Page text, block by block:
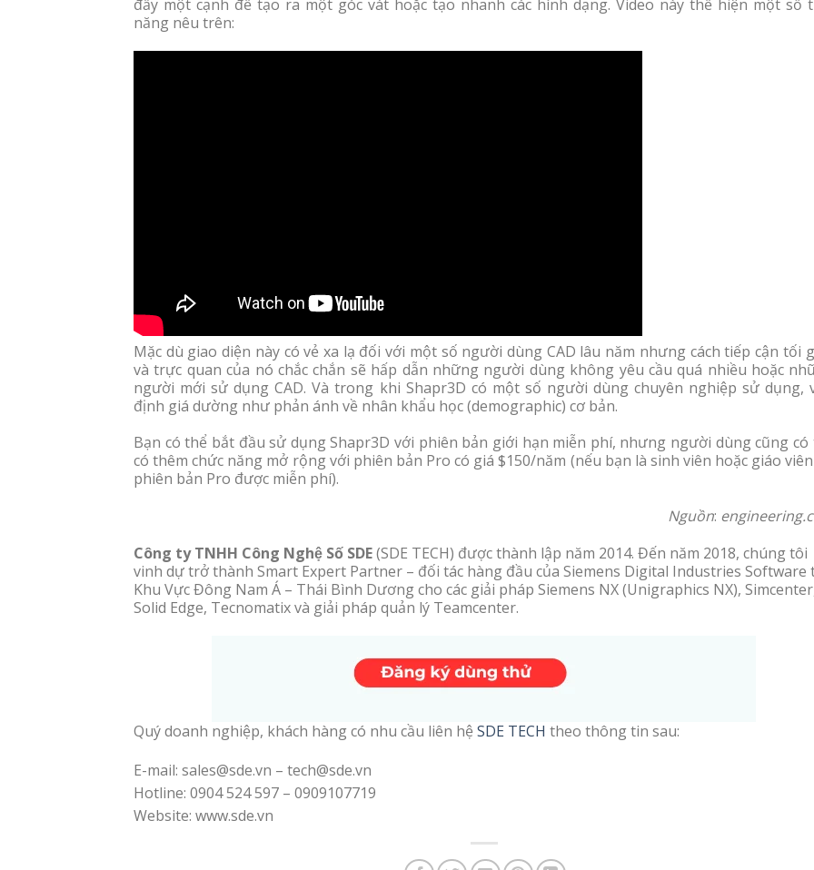
đẩy một cạnh để tạo ra một góc vát hoặc tạo nhanh các hình dạng. Video này thể hiện một số
năng nêu trên:
Mặc dù giao diện này có vẻ xa lạ đối với một số người dùng CAD lâu năm nhưng cách tiếp cận tối
và trực quan của nó chắc chắn sẽ hấp dẫn những người dùng không yêu cầu quá nhiều hoặc
người mới sử dụng CAD. Và trong khi Shapr3D có một số người dùng chuyên nghiệp sử dụng,
định giá dường như phản ánh về nhân khẩu học (demographic) cơ bản.
Bạn có thể bắt đầu sử dụng Shapr3D với phiên bản giới hạn miễn phí, nhưng người dùng cũng có
có thêm chức năng mở rộng với phiên bản Pro có giá $150/năm (nếu bạn là sinh viên hoặc giáo
phiên bản Pro được miễn phí).
Nguồn:
Công ty TNHH Công Nghệ Số SDE(SDE TECH) được thành lập năm 2014. Đến năm 2018, chúng tôi
vinh dự trở thành Smart Expert Partner – đối tác hàng đầu của Siemens Digital Industries Software
Khu Vực Đông Nam Á – Thái Bình Dương cho các giải pháp Siemens NX (Unigraphics NX),
Solid Edge, Tecnomatix và giải pháp quản lý Teamcenter.
Quý doanh nghiệp, khách hàng có nhu cầu liên hệ SDE TECH theo thông tin sau:
E-mail: sales@sde.vn – tech@sde.vn
Hotline: 0904 524 597 – 0909107719
Website: www.sde.vn